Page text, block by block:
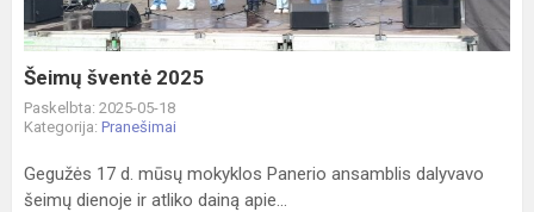
Šeimų šventė 2025
Paskelbta: 2025-05-18
Kategorija: Pranešimai
Gegužės 17 d. mūsų mokyklos Panerio ansamblis dalyvavo
šeimų dienoje ir atliko dainą apie...